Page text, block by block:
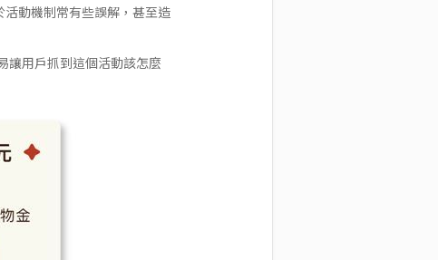
動機制常有些誤解，甚至造
讓用戶抓到這個活動該怎麼